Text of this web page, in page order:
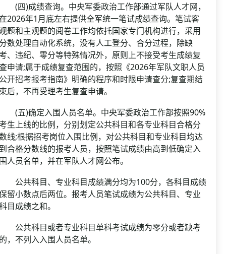
四)成绩查询。中央军委政治工作部通过军队人才网，
2026年1月底左右提供全军统一笔试成绩查询。笔试客
题和主观题的阅卷工作均依托国家专门机构进行，采用
数处理自动化系统，没有人工登分、合分过程，除缺
、违纪、零分等特殊情况外，原则上不接受考生成绩复
申请;属于成绩复查范围的，按照《2026年军队文职人员
开招考报考指南》明确的程序和时限申请查分;复查期结
后，不再受理考生复查申请。
五)确定入围人员名单。中央军委政治工作部按照90%
生上线的比例，分别划定公共科目和各专业科目合格分
线;根据招考岗位入围比例，对公共科目和专业科目均达
合格分数线的报考人员，按照笔试成绩由高到低确定入
人员名单，并在军队人才网公布。
共科目、专业科目成绩满分均为100分，各科目成绩
留小数点后两位。报考人员笔试成绩为公共科目、专业
目成绩之和。
共科目或者专业科目单科考试成绩为零分或者缺考
，不列入入围人员名单。